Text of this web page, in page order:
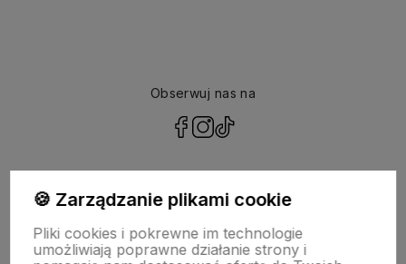
Obserwuj nas na
NASZA SELEKCJA
🍪 Zarządzanie plikami cookie
Pliki cookies i pokrewne im technologie
umożliwiają poprawne działanie strony i